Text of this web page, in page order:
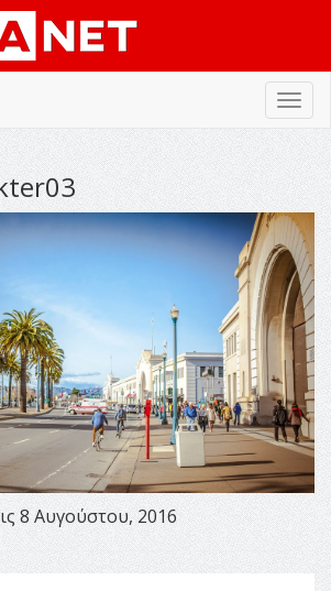
8 Αυγούστου, 2016